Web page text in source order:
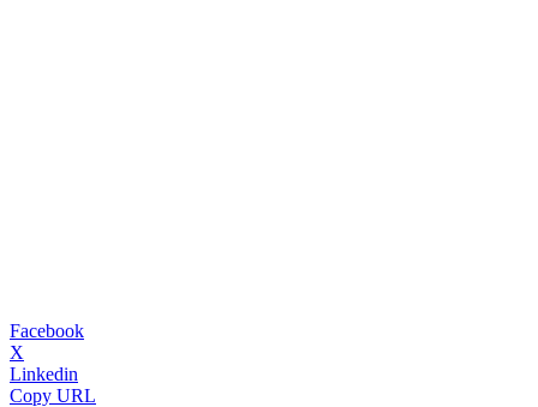
Facebook
X
Linkedin
Copy URL